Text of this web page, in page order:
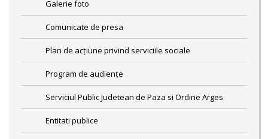
Galerie foto
Comunicate de presa
Plan de acţiune privind serviciile sociale
Program de audiențe
Serviciul Public Judetean de Paza si Ordine Arges
Entitati publice